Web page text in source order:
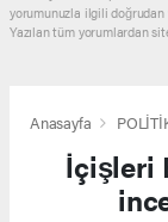
yorumunuzla ilgili doğrudan
Yazılan tüm yorumlardan
Anasayfa
İçişleri